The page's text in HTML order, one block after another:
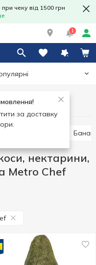
чеку від 1500 грн
1
за доставку
нектарини,
Metro Chef